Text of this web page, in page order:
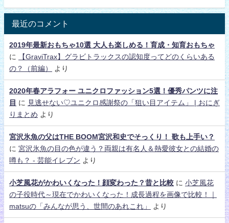
最近のコメント
2019年最新おもちゃ10選 大人も楽しめる！育成・知育おもちゃ
に
【GraviTrax】グラビトラックスの認知度ってどのくらいある
の？（前編）
より
2020年春アラフォー ユニクロファッション5選！優秀パンツに注
目 に
見逃せない♡ユニクロ感謝祭の「狙い目アイテム」 | おにぎ
りまとめ より
宮沢氷魚の父はTHE BOOM宮沢和史でそっくり！ 歌も上手い？
に 宮沢氷魚の目の色が違う？両親は有名人＆熱愛彼女との結婚の
噂も？ - 芸能イレブン より
小芝風花がかわいくなった！顔変わった？昔と比較 に 小芝風花
の子役時代～現在でかわいくなった！成長過程を画像で比較！｜
matsuの「みんなが思う、世間のあれこれ」
より